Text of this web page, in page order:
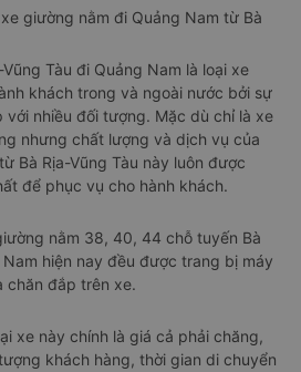
giường nằm đi Quảng Nam từ Bà
Tàu đi Quảng Nam là loại xe
khách trong và ngoài nước bởi sự
với nhiều đối tượng. Mặc dù chỉ là xe
nhưng chất lượng và dịch vụ của
Bà Rịa-Vũng Tàu này luôn được
để phục vụ cho hành khách.
nằm 38, 40, 44 chỗ tuyến Bà
Nam hiện nay đều được trang bị máy
chăn đắp trên xe.
xe này chính là giá cả phải chăng,
khách hàng, thời gian di chuyển